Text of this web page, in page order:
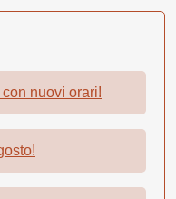
nuovi orari!